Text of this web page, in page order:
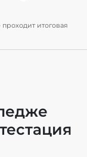
итоговая